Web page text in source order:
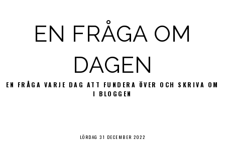
EN FRÅGA OM
DAGEN
EN FRÅGA VARJE DAG ATT FUNDERA ÖVER OCH SKRIVA OM
I BLOGGEN
LÖRDAG 31 DECEMBER 2022